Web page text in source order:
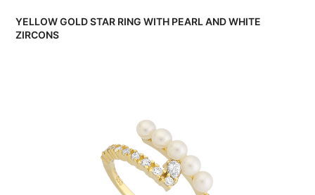
YELLOW GOLD STAR RING WITH PEARL AND WHITE
ZIRCONS